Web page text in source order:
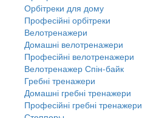
Орбітреки для дому
Професійні орбітреки
Велотренажери
Домашні велотренажери
Професійні велотренажери
Велотренажер Спін-байк
Гребні тренажери
Домашні гребні тренажери
Професійні гребні тренажери